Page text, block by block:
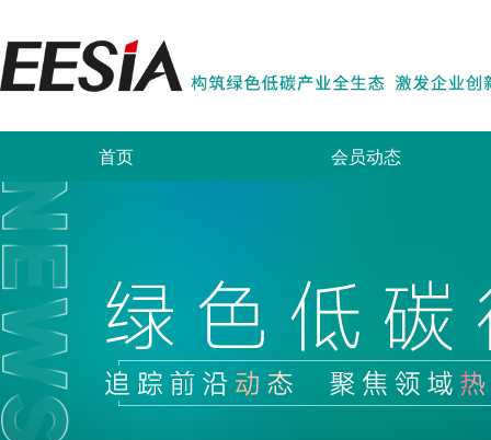
首页 会员动态